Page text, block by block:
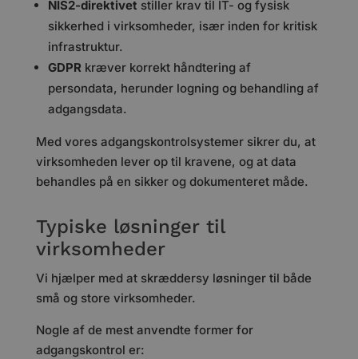
NIS2-direktivet stiller krav til IT- og fysisk
sikkerhed i virksomheder, især inden for kritisk
infrastruktur.
GDPRkræver korrekt håndtering af
persondata, herunder logning og behandling af
adgangsdata.
Med vores adgangskontrolsystemer sikrer du, at
virksomheden lever op til kravene, og at data
behandles på en sikker og dokumenteret måde.
Typiske løsninger til
virksomheder
Vi hjælper med at skræddersy løsninger til både
små og store virksomheder.
Nogle af de mest anvendte former for
adgangskontrol er: